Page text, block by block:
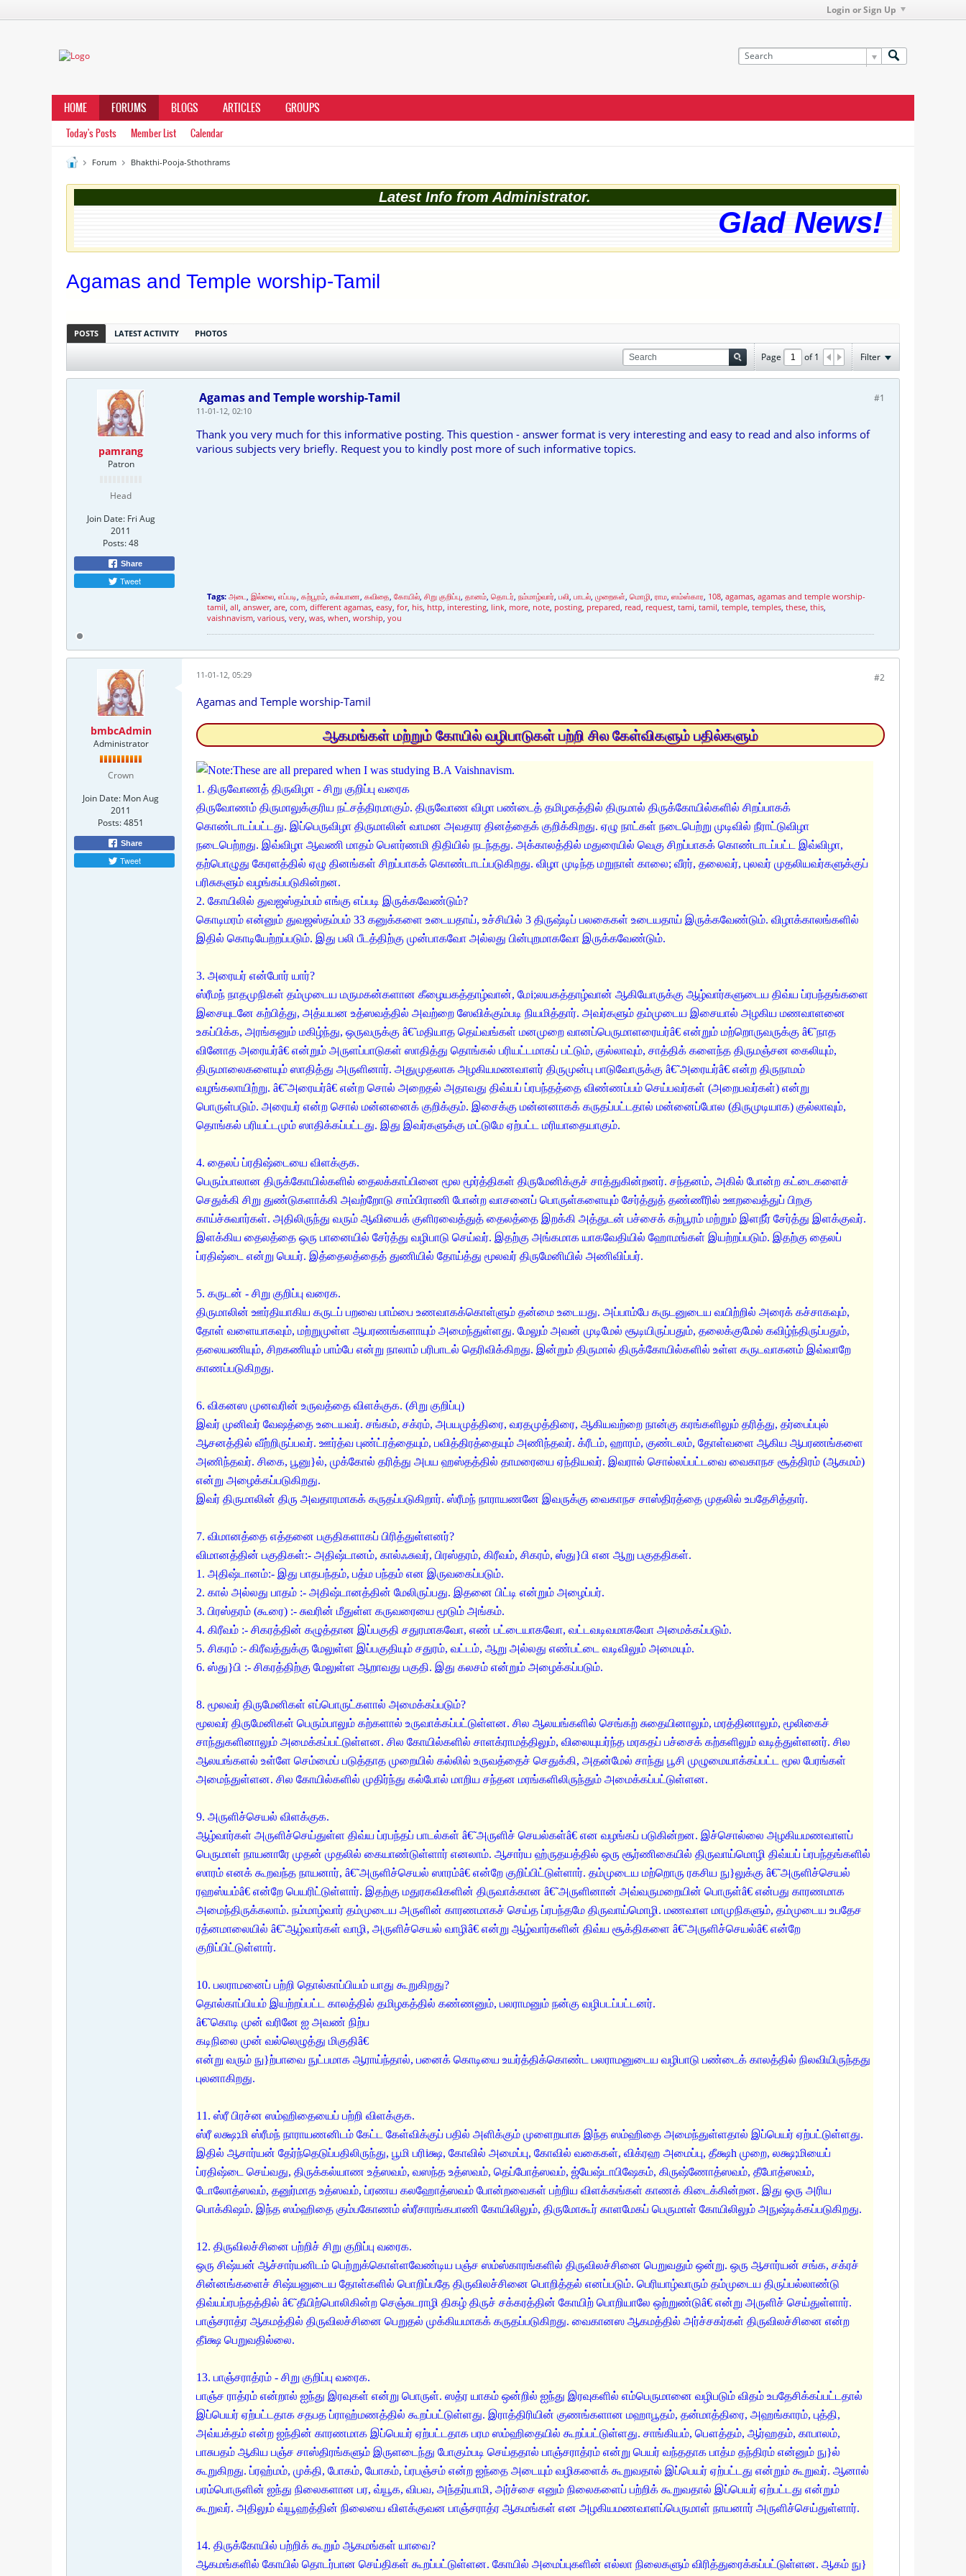
Login or Sign Up
HOME FORUMS BLOGS ARTICLES GROUPS
Today's Posts Member List Calendar
Forum Bhakthi-Pooja-Sthothrams
Latest Info from Administrator.
Glad News! The
Agamas and Temple worship-Tamil
POSTS LATEST ACTIVITY PHOTOS
Page of1 Filter
pamrang
Patron
Head
Join Date: Fri Aug
2011
Posts:48
Share
Tweet
#1
Agamas and Temple worship-Tamil
11-01-12, 02:10
Thank you very much for this informative posting. This question - answer format is very interesting and easy to read and also informs of
various subjects very briefly. Request you to kindly post more of such informative topics.
Tags: அடை, இல்லை, எப்படி, கற்பூரம், கல்யாண, கவிதை, கோயில், சிறு குறிப்பு, தானம், தொடர், நம்மாழ்வார், பலி, பாடல், முறைகள், மொழி, ராம, ஸம்ஸ்கார, 108, agamas, agamas and temple worship-
tamil, all, answer, are, com, different agamas, easy, for, his, http, interesting, link, more, note, posting, prepared, read, request, tami, tamil, temple, temples, these, this,
vaishnavism, various, very, was, when, worship, you
bmbcAdmin
Administrator
Crown
Join Date: Mon Aug
2011
Posts:4851
Share
Tweet
#2
11-01-12, 05:29
Agamas and Temple worship-Tamil
ஆகமங்கள் மற்றும் கோயில் வழிபாடுகள் பற்றி சில கேள்விகளும் பதில்களும்
Note:These are all prepared when I was studying B.A Vaishnavism.
1. திருவோணத் திருவிழா - சிறு குறிப்பு வரைக
திருவோணம் திருமாலுக்குரிய நட்சத்திரமாகும். திருவோண விழா பண்டைத் தமிழகத்தில் திருமால் திருக்கோயில்களில் சிறப்பாகக்
கொண்டாடப்பட்டது. இப்பெருவிழா திருமாலின் வாமன அவதார தினத்தைக் குறிக்கிறது. ஏழு நாட்கள் நடைபெற்று முடிவில் நீராட்டுவிழா
நடைபெற்றது. இவ்விழா ஆவணி மாதம் பௌர்ணமி திதியில் நடந்தது. அக்காலத்தில் மதுரையில் வெகு சிறப்பாகக் கொண்டாடப்பட்ட இவ்விழா,
தற்பொழுது கேரளத்தில் ஏழு தினங்கள் சிறப்பாகக் கொண்டாடப்படுகிறது. விழா முடிந்த மறுநாள் காலை; வீரர், தலைவர், புலவர் முதலியவர்களுக்குப்
பரிசுகளும் வழங்கப்படுகின்றன.
2. கோயிலில் துவஜஸ்தம்பம் எங்கு எப்படி இருக்கவேண்டும்?
கொடிமரம் என்னும் துவஜஸ்தம்பம் 33 கனுக்களை உடையதாய், உச்சியில் 3 திருஷ்டிப் பலகைகள் உடையதாய் இருக்கவேண்டும். விழாக்காலங்களில்
இதில் கொடியேற்றப்படும். இது பலி பீடத்திற்கு முன்பாகவோ அல்லது பின்புறமாகவோ இருக்கவேண்டும்.
3. அரையர் என்போர் யார்?
ஸ்ரீமந் நாதமுநிகள் தம்முடைய மருமகன்களான கீழையகத்தாழ்வான், மேi;லயகத்தாழ்வான் ஆகியோருக்கு ஆழ்வார்களுடைய திவ்ய ப்ரபந்தங்களை
இசையுடனே கற்பித்து, அத்யயன உத்ஸவத்தில் அவற்றை ஸேவிக்கும்படி நியமித்தார். அவர்களும் தம்முடைய இசையால் அழகிய மணவாளனை
உகப்பிக்க, அரங்கனும் மகிழ்ந்து, ஒருவருக்கு â€˜மதியாத தெய்வங்கள் மனமுறை வானப்பெருமாளரையர்â€ என்றும் மற்றொருவருக்கு â€˜நாத
வினோத அரையர்â€ என்றும் அருளப்பாடுகள் ஸாதித்து தொங்கல் பரியட்டமாகப் பட்டும், குல்லாவும், சாத்திக் களைந்த திருமஞ்சன கைலியும்,
திருமாலைகளையும் ஸாதித்து அருளினார். அதுமுதலாக அழகியமணவாளர் திருமுன்பு பாடுவோருக்கு â€˜அரையர்â€ என்ற திருநாமம்
வழங்கலாயிற்று. â€˜அரையர்â€ என்ற சொல் அறைதல் அதாவது திவ்யப் ப்ரபந்தத்தை விண்ணப்பம் செய்பவர்கள் (அறைபவர்கள்) என்று
பொருள்படும். அரையர் என்ற சொல் மன்னனைக் குறிக்கும். இசைக்கு மன்னனாகக் கருதப்பட்டதால் மன்னைப்போல (திருமுடியாக) குல்லாவும்,
தொங்கல் பரியட்டமும் ஸாதிக்கப்பட்டது. இது இவர்களுக்கு மட்டுமே ஏற்பட்ட மரியாதையாகும்.
4. தைலப் ப்ரதிஷ்டையை விளக்குக.
பெரும்பாலான திருக்கோயில்களில் தைலக்காப்பினை மூல மூர்த்திகள் திருமேனிக்குச் சாத்துகின்றனர். சந்தனம், அகில் போன்ற கட்டைகளைச்
செதுக்கி சிறு துண்டுகளாக்கி அவற்றோடு சாம்பிராணி போன்ற வாசனைப் பொருள்களையும் சேர்த்துத் தண்ணீரில் ஊறவைத்துப் பிறகு
காய்ச்சுவார்கள். அதிலிருந்து வரும் ஆவியைக் குளிரவைத்துத் தைலத்தை இறக்கி அத்துடன் பச்சைக் கற்பூரம் மற்றும் இளநீர் சேர்த்து இளக்குவர்.
இளக்கிய தைலத்தை ஒரு பானையில் சேர்த்து வழிபாடு செய்வர். இதற்கு அங்கமாக யாகவேதியில் ஹோமங்கள் இயற்றப்படும். இதற்கு தைலப்
ப்ரதிஷ்டை என்று பெயர். இத்தைலத்தைத் துணியில் தோய்த்து மூலவர் திருமேனியில் அணிவிப்பர்.
5. கருடன் - சிறு குறிப்பு வரைக.
திருமாலின் ஊர்தியாகிய கருடப் பறவை பாம்பை உணவாகக்கொள்ளும் தன்மை உடையது. அப்பாம்பே கருடனுடைய வயிற்றில் அரைக் கச்சாகவும்,
தோள் வளையாகவும், மற்றுமுள்ள ஆபரணங்களாயும் அமைந்துள்ளது. மேலும் அவன் முடிமேல் சூடியிருப்பதும், தலைக்குமேல் கவிழ்ந்திருப்பதும்,
தலையணியும், சிறகணியும் பாம்பே என்று நாலாம் பரிபாடல் தெரிவிக்கிறது. இன்றும் திருமால் திருக்கோயில்களில் உள்ள கருடவாகனம் இவ்வாறே
காணப்படுகிறது.
6. விகனஸ முனவரின் உருவத்தை விளக்குக. (சிறு குறிப்பு)
இவர் முனிவர் வேஷத்தை உடையவர். சங்கம், சக்ரம், அபயமுத்திரை, வரதமுத்திரை, ஆகியவற்றை நான்கு கரங்களிலும் தரித்து, தர்பைப்புல்
ஆசனத்தில் வீற்றிருப்பவர். ஊர்த்வ புண்ட்ரத்தையும், பவித்திரத்தையும் அணிந்தவர். க்ரீடம், ஹாரம், குண்டலம், தோள்வளை ஆகிய ஆபரணங்களை
அணிந்தவர். சிகை, பூனு}ல், முக்கோல் தரித்து அபய ஹஸ்தத்தில் தாமரையை ஏந்தியவர். இவரால் சொல்லப்பட்டவை வைகாநச சூத்திரம் (ஆகமம்)
என்று அழைக்கப்படுகிறது.
இவர் திருமாலின் திரு அவதாரமாகக் கருதப்படுகிறார். ஸ்ரீமந் நாராயணனே இவருக்கு வைகாநச சாஸ்திரத்தை முதலில் உபதேசித்தார்.
7. விமானத்தை எத்தனை பகுதிகளாகப் பிரித்துள்ளனர்?
விமானத்தின் பகுதிகள்:- அதிஷ்டானம், கால்ஃசுவர், பிரஸ்தரம், கிரீவம், சிகரம், ஸ்து}பி என ஆறு பகுததிகள்.
1. அதிஷ்டானம்:- இது பாதபந்தம், பத்ம பந்தம் என இருவகைப்படும்.
2. கால் அல்லது பாதம் :- அதிஷ்டானத்தின் மேலிருப்பது. இதனை பிட்டி என்றும் அழைப்பர்.
3. பிரஸ்தரம் (கூரை) :- சுவரின் மீதுள்ள கருவரையை மூடும் அங்கம்.
4. கிரீவம் :- சிகரத்தின் கழுத்தான இப்பகுதி சதுரமாகவோ, எண் பட்டையாகவோ, வட்டவடிவமாகவோ அமைக்கப்படும்.
5. சிகரம் :- கிரீவத்துக்கு மேலுள்ள இப்பகுதியும் சதுரம், வட்டம், ஆறு அல்லது எண்பட்டை வடிவிலும் அமையும்.
6. ஸ்து}பி :- சிகரத்திற்கு மேலுள்ள ஆறாவது பகுதி. இது கலசம் என்றும் அழைக்கப்படும்.
8. மூலவர் திருமேனிகள் எப்பொருட்களால் அமைக்கப்படும்?
மூலவர் திருமேனிகள் பெரும்பாலும் கற்களால் உருவாக்கப்பட்டுள்ளன. சில ஆலயங்களில் செங்கற் சுதையினாலும், மரத்தினாலும், மூலிகைச்
சாந்துகளினாலும் அமைக்கப்பட்டுள்ளன. சில கோயில்களில் சாளக்ராமத்திலும், விலையுயர்ந்த மரகதப் பச்சைக் கற்களிலும் வடித்துள்ளனர். சில
ஆலயங்களல் உள்ளே செம்மைப் படுத்தாத முறையில் கல்லில் உருவத்தைச் செதுக்கி, அதன்மேல் சாந்து பூசி முழுமையாக்கப்பட்ட மூல பேரங்கள்
அமைந்துள்ளன. சில கோயில்களில் முதிர்ந்து கல்போல் மாறிய சந்தன மரங்களிலிருந்தும் அமைக்கப்பட்டுள்ளன.
9. அருளிச்செயல் விளக்குக.
ஆழ்வார்கள் அருளிச்செய்துள்ள திவ்ய ப்ரபந்தப் பாடல்கள் â€˜அருளிச் செயல்கள்â€ என வழங்கப் படுகின்றன. இச்சொல்லை அழகியமணவாளப்
பெருமாள் நாயனாரே முதன் முதலில் கையாண்டுள்ளார் எனலாம். ஆசார்ய ஹ்ருதயத்தில் ஒரு சூர்ணிகையில் திருவாய்மொழி திவ்யப் ப்ரபந்தங்களில்
ஸாரம் எனக் கூறவந்த நாயனார், â€˜அருளிச்செயல் ஸாரம்â€ என்றே குறிப்பிட்டுள்ளார். தம்முடைய மற்றொரு ரகசிய நு}லுக்கு â€˜அருளிச்செயல்
ரஹஸ்யம்â€ என்றே பெயரிட்டுள்ளார். இதற்கு மதுரகவிகளின் திருவாக்கான â€˜அருளினான் அவ்வருமறையின் பொருள்â€ என்பது காரணமாக
அமைந்திருக்கலாம். நம்மாழ்வார் தம்முடைய அருளின் காரணமாகச் செய்த ப்ரபந்தமே திருவாய்மொழி. மணவாள மாமுநிகளும், தம்முடைய உபதேச
ரத்னமாலையில் â€˜ஆழ்வார்கள் வாழி, அருளிச்செயல் வாழிâ€ என்று ஆழ்வார்களின் திவ்ய சூக்திகளை â€˜அருளிச்செயல்â€ என்றே
குறிப்பிட்டுள்ளார்.
10. பலராமனைப் பற்றி தொல்காப்பியம் யாது கூறுகிறது?
தொல்காப்பியம் இயற்றப்பட்ட காலத்தில் தமிழகத்தில் கண்ணனும், பலராமனும் நன்கு வழிபடப்பட்டனர்.
â€˜கொடி முன் வரினே ஐ அவண் நிற்ப
கடிநிலை முன் வல்லெழுத்து மிகுதிâ€
என்று வரும் நு}ற்பாவை நுட்பமாக ஆராய்ந்தால், பனைக் கொடியை உயர்த்திக்கொண்ட பலராமனுடைய வழிபாடு பண்டைக் காலத்தில் நிலவியிருந்தது
புலனாகிறது.
11. ஸ்ரீ பிரச்ன ஸம்ஹிதையைப் பற்றி விளக்குக.
ஸ்ரீ லக்ஷ;மி ஸ்ரீமந் நாராயணனிடம் கேட்ட கேள்விக்குப் பதில் அளிக்கும் முளைறயாக இந்த ஸம்ஹிதை அமைந்துள்ளதால் இப்பெயர் ஏற்பட்டுள்ளது.
இதில் ஆசார்யன் தேர்ந்தெடுப்பதிலிருந்து, பூமி பரிiக்ஷ, கோவில் அமைப்பு, கோவில் வகைகள், விக்ரஹ அமைப்பு, தீக்ஷh முறை, லக்ஷ;மியைப்
ப்ரதிஷ்டை செய்வது, திருக்கல்யாண உத்ஸவம், வஸந்த உத்ஸவம், தெப்போத்ஸவம், ஜ்யேஷ்டாபிஷேகம், கிருஷ்ணோத்ஸவம், தீபோத்ஸவம்,
டோலோத்ஸவம், தனுர்மாத உத்ஸவம், ப்ரணய கலஹோத்ஸவம் போன்றவைகள் பற்றிய விளக்கங்கள் காணக் கிடைக்கின்றன. இது ஒரு அரிய
பொக்கிஷம். இந்த ஸம்ஹிதை கும்பகோணம் ஸ்ரீசாரங்கபாணி கோயிலிலும், திருமோகூர் காளமேகப் பெருமாள் கோயிலிலும் அநுஷ்டிக்கப்படுகிறது.
12. திருவிலச்சினை பற்றிச் சிறு குறிப்பு வரைக.
ஒரு சிஷ்யன் ஆச்சார்யனிடம் பெற்றுக்கொள்ளவேண்டிய பஞ்ச ஸம்ஸ்காரங்களில் திருவிலச்சினை பெறுவதும் ஒன்று. ஒரு ஆசார்யன் சங்க, சக்ரச்
சின்னங்களைச் சிஷ்யனுடைய தோள்களில் பொறிப்பதே திருவிலச்சினை பொறித்தல் எனப்படும். பெரியாழ்வாரும் தம்முடைய திருப்பல்லாண்டு
திவ்யப்ரபந்தத்தில் â€˜தீயிற்பொலிகின்ற செஞ்சுடராழி திகழ் திருச் சக்கரத்தின் கோயிற் பொறியாலே ஒற்றுண்டுâ€ என்று அருளிச் செய்துள்ளார்.
பாஞ்சராத்ர ஆகமத்தில் திருவிலச்சினை பெறுதல் முக்கியமாகக் கருதப்படுகிறது. வைகானஸ ஆகமத்தில் அர்ச்சகர்கள் திருவிலச்சினை என்ற
தீiக்ஷ பெறுவதில்லை.
13. பாஞ்சராத்ரம் - சிறு குறிப்பு வரைக.
பாஞ்ச ராத்ரம் என்றால் ஐந்து இரவுகள் என்று பொருள். ஸத்ர யாகம் ஒன்றில் ஐந்து இரவுகளில் எம்பெருமானை வழிபடும் விதம் உபதேசிக்கப்பட்டதால்
இப்பெயர் ஏற்பட்டதாக சதபத ப்ராஹ்மணத்தில் கூறப்பட்டுள்ளது. இராத்திரியின் குணங்களான மஹாபூதம், தன்மாத்திரை, அஹங்காரம், புத்தி,
அவ்யக்தம் என்ற ஐந்தின் காரணமாக இப்பெயர் ஏற்பட்டதாக பரம ஸம்ஹிதையில் கூறப்பட்டுள்ளது. சாங்கியம், பௌத்தம், ஆர்ஹதம், காபாலம்,
பாசுபதம் ஆகிய பஞ்ச சாஸ்திரங்களும் இருளடைந்து போகும்படி செய்ததால் பாஞ்சராத்ரம் என்று பெயர் வந்ததாக பாத்ம தந்திரம் என்னும் நு}ல்
கூறுகிறது. ப்ரஹ்மம், முக்தி, போகம், யோகம், ப்ரபஞ்சம் என்ற ஐந்தை அடையும் வழிகளைக் கூறுவதால் இப்பெயர் ஏற்பட்டது என்றும் கூறுவர். ஆனால்
பரம்பொருளின் ஐந்து நிலைகளான பர, வ்யூக, விபவ, அந்தர்யாமி, அர்ச்சை எனும் நிலைகளைப் பற்றிக் கூறுவதால் இப்பெயர் ஏற்பட்டது என்றும்
கூறுவர். அதிலும் வ்யூஹத்தின் நிலையை விளக்குவன பாஞ்சராத்ர ஆகமங்கள் என அழகியமணவாளப்பெருமாள் நாயனார் அருளிச்செய்துள்ளார்.
14. திருக்கோயில் பற்றிக் கூறும் ஆகமங்கள் யாவை?
ஆகமங்களில் கோயில் தொடர்பான செய்திகள் கூறப்பட்டுள்ளன. கோயில் அமைப்புகளின் எல்லா நிலைகளும் விரித்துரைக்கப்பட்டுள்ளன. ஆகம் நு}